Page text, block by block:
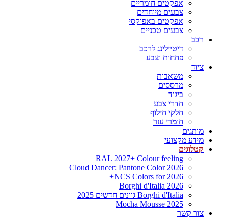
אפקטים חומריים
צבעים מיוחדים
אפקטים באפוקסי
צבעים טכניים
רכב
דיטיילינג לרכב
פחחות וצבע
ציוד
משאבות
מרססים
ביגוד
חדרי צבע
חלקי חילוף
חומרי עזר
מותגים
מידע מקצועי
קטלוגים
RAL 2027+ Colour feeling
Cloud Dancer: Pantone Color 2026
NCS Colors for 2026+
Borghi d'Italia 2026
Borghi d'Italia גוונים חדשים 2025
Mocha Mousse 2025
צור קשר